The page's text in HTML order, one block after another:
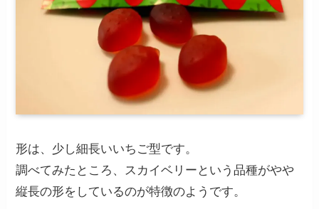
形は、少し細長いいちご型です。
調べてみたところ、スカイベリーという品種がやや
縦長の形をしているのが特徴のようです。